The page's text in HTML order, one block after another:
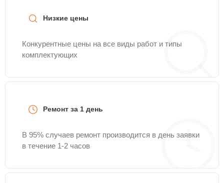
Низкие цены
Конкурентные цены на все виды работ и типы
комплектующих
Ремонт за 1 день
В 95% случаев ремонт производится в день заявки
в течение 1-2 часов